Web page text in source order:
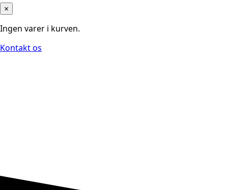
×
Ingen varer i kurven.
Kontakt os